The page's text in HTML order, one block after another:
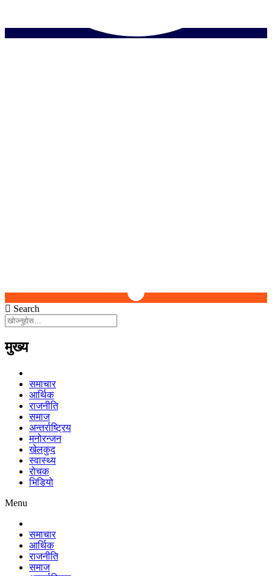
Search
मुख्य
समाचार
आर्थिक
राजनीति
समाज
अन्तर्राष्ट्रिय
मनोरन्जन
खेलकुद
स्वास्थ्य
रोचक
भिडियो
Menu
समाचार
आर्थिक
राजनीति
समाज